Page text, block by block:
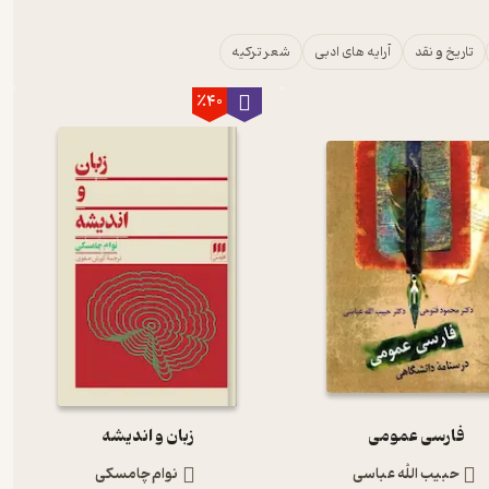
میلادی می‌پردازد.
آثار ادبی پرداخته شود.
شده است و در آن نظریه‌های ادبیات غرب بررسی می‌شود.
می‌گردد.
ادبی را از گذشته تا اکنون در اختیار خوانندگان قرار دهد.
تاریخ و نقد آرایه های ادبی شعر ترکیه
فارسی عمومی
حبیب الله عباسی
٪40
زبان و اندیشه
نوام چامسکی